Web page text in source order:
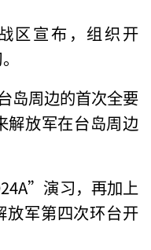
区宣布，组织开
岛周边的首次全要
解放军在台岛周边
演习，再加上
放军第四次环台开